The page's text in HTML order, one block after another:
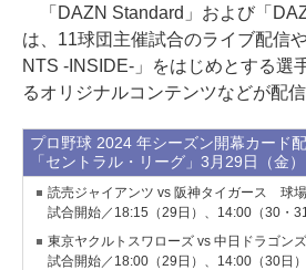
「DAZN Standard」および「
は、11球団主催試合のライブ配信
NTS -INSIDE-」をはじめとする選
るオリジナルコンテンツなどが配信
プロ野球 2024 年シーズン開幕カード
「セントラル・リーグ」3月29日（金）
読売ジャイアンツ vs 阪神タイガース 球
試合開始／18:15（29日）、14:00（30・31
東京ヤクルトスワローズ vs 中日ドラゴン
試合開始／18:00（29日）、14:00（30日